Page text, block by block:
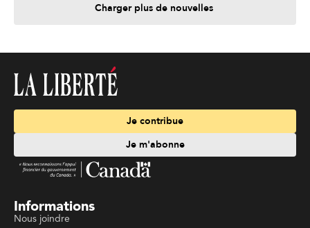
Charger plus de nouvelles
Je contribue
Je m'abonne
Informations
Nous joindre